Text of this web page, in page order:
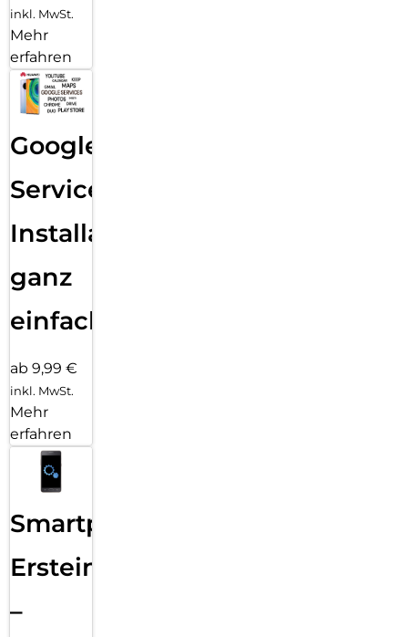
inkl. MwSt.
Mehr
erfahren
Google
Services
Installation
ganz
einfach
ab 9,99 €
inkl. MwSt.
Mehr
erfahren
Smartphone
Ersteinrichtung
–